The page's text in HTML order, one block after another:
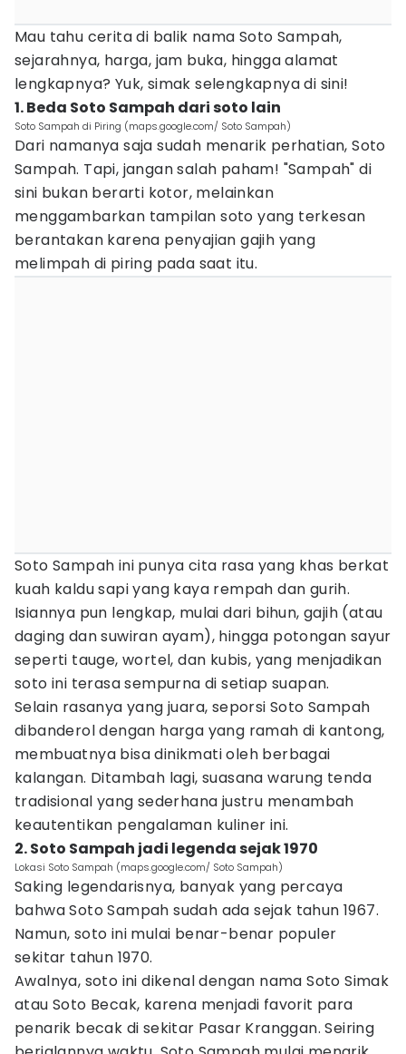
Mau tahu cerita di balik nama Soto Sampah,
sejarahnya, harga, jam buka, hingga alamat
lengkapnya? Yuk, simak selengkapnya di sini!
1. Beda Soto Sampah dari soto lain
Soto Sampah di Piring (maps.google.com/ Soto Sampah)
Dari namanya saja sudah menarik perhatian, Soto
Sampah. Tapi, jangan salah paham! "Sampah" di
sini bukan berarti kotor, melainkan
menggambarkan tampilan soto yang terkesan
berantakan karena penyajian gajih yang
melimpah di piring pada saat itu.
Soto Sampah ini punya cita rasa yang khas berkat
kuah kaldu sapi yang kaya rempah dan gurih.
Isiannya pun lengkap, mulai dari bihun, gajih (atau
daging dan suwiran ayam), hingga potongan sayur
seperti tauge, wortel, dan kubis, yang menjadikan
soto ini terasa sempurna di setiap suapan.
Selain rasanya yang juara, seporsi Soto Sampah
dibanderol dengan harga yang ramah di kantong,
membuatnya bisa dinikmati oleh berbagai
kalangan. Ditambah lagi, suasana warung tenda
tradisional yang sederhana justru menambah
keautentikan pengalaman kuliner ini.
2. Soto Sampah jadi legenda sejak 1970
Lokasi Soto Sampah (maps.google.com/ Soto Sampah)
Saking legendarisnya, banyak yang percaya
bahwa Soto Sampah sudah ada sejak tahun 1967.
Namun, soto ini mulai benar-benar populer
sekitar tahun 1970.
Awalnya, soto ini dikenal dengan nama Soto Simak
atau Soto Becak, karena menjadi favorit para
penarik becak di sekitar Pasar Kranggan. Seiring